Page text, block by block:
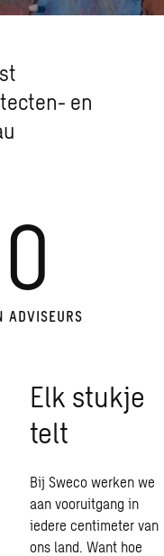
en
ADVISEURS
Elk stukje
telt
Bij Sweco werken we
aan vooruitgang in
iedere centimeter van
ons land. Want hoe